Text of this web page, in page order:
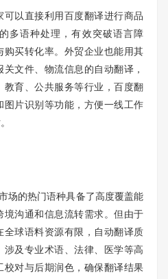
以直接利用百度翻译进行商品
多语种处理，有效突破语言障
购买转化率。外贸企业也能用其
文件、物流信息的自动翻译，
教育、公共服务等行业，百度翻
图片识别等功能，方便一线工作
的热门语种具备了高度覆盖能
境沟通和信息流转需求。但由于
全球语料资源有限，自动翻译质
及专业术语、法律、医学等高
校对与后期润色，确保翻译结果